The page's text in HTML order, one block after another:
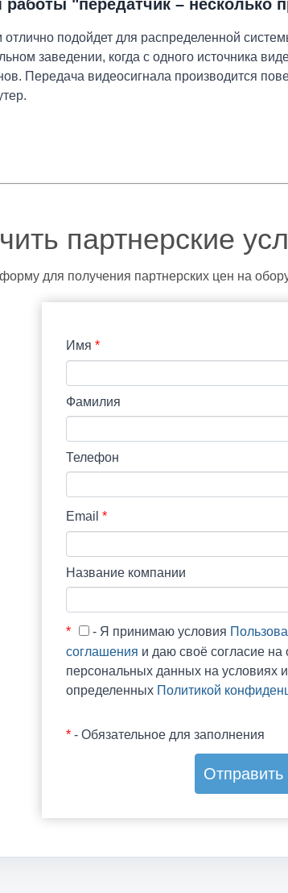
"передатчик – несколько
отлично подойдет для распределенной
заведении, когда с одного источника
Передача видеосигнала производится
партнерские
для получения партнерских цен на
Имя *
Фамилия
Телефон
Email *
Название компании
* - Я принимаю условия
соглашения и даю своё согласие на
персональных данных на условиях
определенных Политикой
* - Обязательное для заполнения